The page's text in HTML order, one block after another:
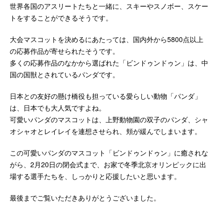
世界各国のアスリートたちと一緒に、スキーやスノボー、スケー
トをすることができるそうです。
大会マスコットを決めるにあたっては、国内外から5800点以上
の応募作品が寄せられたそうです。
多くの応募作品のなかから選ばれた「ビンドゥンドゥン」は、中
国の国獣とされているパンダです。
日本との友好の懸け橋役も担っている愛らしい動物「パンダ」
は、日本でも大人気ですよね。
可愛いパンダのマスコットは、上野動物園の双子のパンダ、シャ
オシャオとレイレイを連想させられ、頬が緩んでしまいます。
この可愛いパンダのマスコット「ビンドゥンドゥン」に癒されな
がら、2月20日の閉会式まで、お家で冬季北京オリンピックに出
場する選手たちを、しっかりと応援したいと思います。
最後までご覧いただきありがとうございました。